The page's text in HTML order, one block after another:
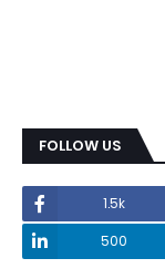
FOLLOW US
1.5k
500